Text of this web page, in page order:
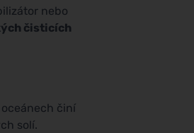
nebo
čisticích
činí
solí.